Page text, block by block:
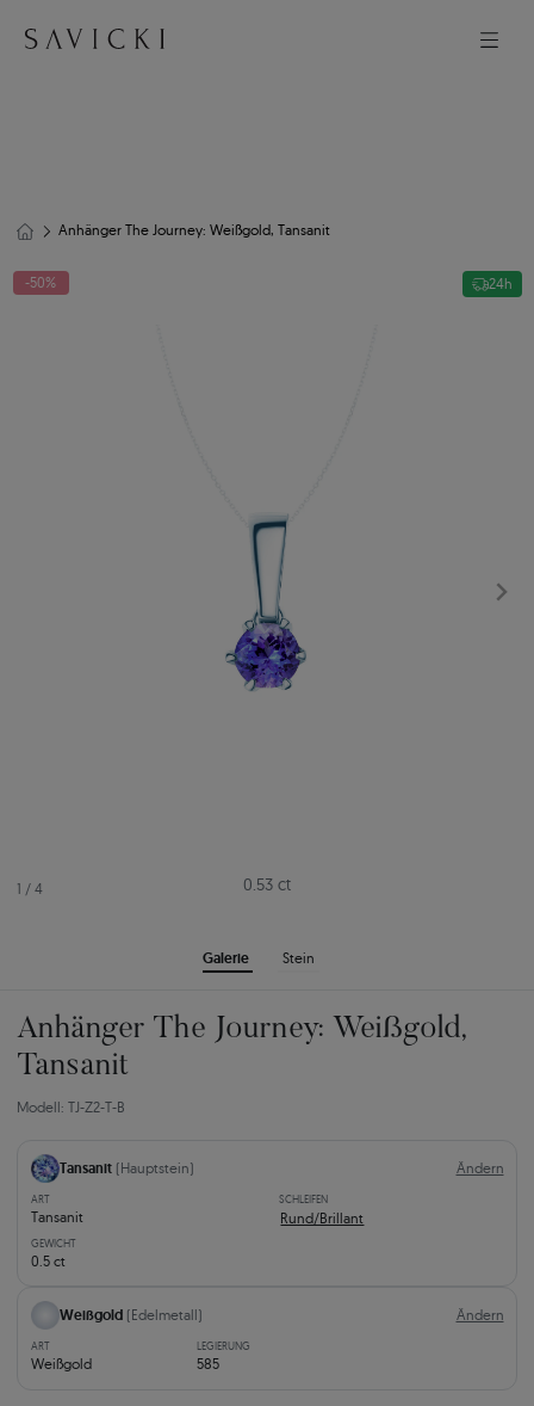
Anhänger The Journey: Weißgold, Tansanit
1 / 4
Galerie Stein
-50% 24h
0.53 ct
Anhänger The Journey: Weißgold,
Tansanit
Modell: TJ-Z2-T-B
Tansanit (Hauptstein) Ändern
ART
Tansanit
SCHLEIFEN
Rund/Brillant
GEWICHT
0.5 ct
Weißgold (Edelmetall) Ändern
ART
Weißgold
LEGIERUNG
585